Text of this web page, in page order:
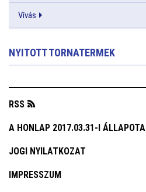
Vívás
NYITOTT TORNATERMEK
RSS
A HONLAP 2017.03.31-I ÁLLAPOTA
JOGI NYILATKOZAT
IMPRESSZUM